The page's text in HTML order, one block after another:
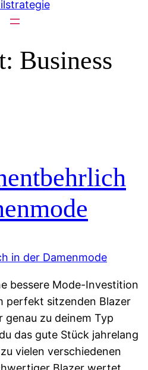
Business
bessere Mode-Investition
perfekt sitzenden Blazer
genau zu deinem Typ
das gute Stück jahrelang
vielen verschiedenen